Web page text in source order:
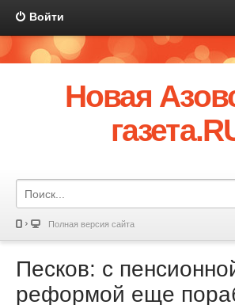
Войти
Новая
Полная версия сайта
Песков: с
реформой еще